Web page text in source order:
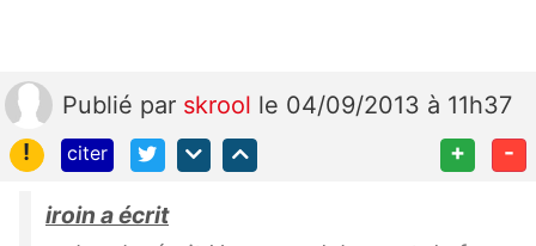
Publié par skrool le 04/09/2013 à 11h37
!
citer + -
iroin a écrit